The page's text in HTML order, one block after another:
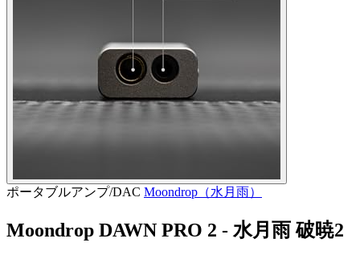
ポータブルアンプ/DAC Moondrop（水月雨）
Moondrop DAWN PRO 2 - 水月雨 破暁2